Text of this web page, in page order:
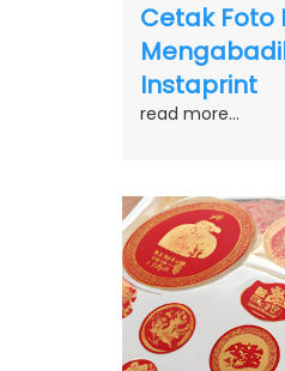
Cetak Foto
Instaprint
read more...